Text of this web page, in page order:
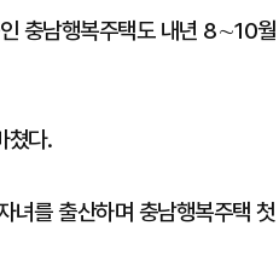
충남행복주택도 내년 8∼10월
쳤다.
녀를 출산하며 충남행복주택 첫